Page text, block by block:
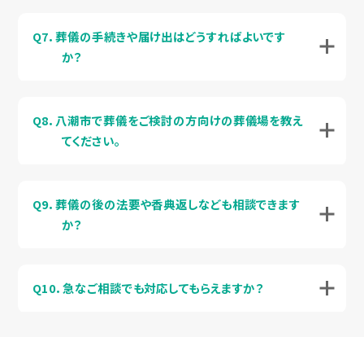
Q7．葬儀の手続きや届け出はどうすればよいです
か？
Q8．八潮市で葬儀をご検討の方向けの葬儀場を教え
てください。
Q9．葬儀の後の法要や香典返しなども相談できます
か？
Q10．急なご相談でも対応してもらえますか？